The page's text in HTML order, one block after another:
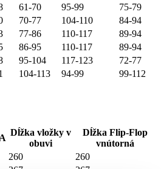
61-70 95-99
75-79
70-77 104-110
84-94
77-86 110-117
89-94
86-95 110-117
89-94
95-104 117-123
72-77
104-113 94-99 99-112
Dĺžka vložky v
obuvi
Dĺžka Flip-Flop
vnútorná
260
260